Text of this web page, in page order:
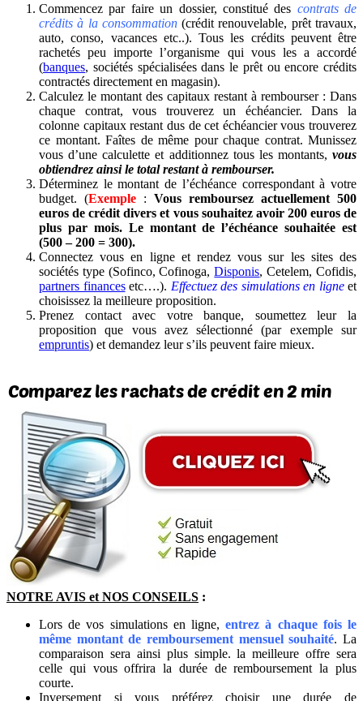
Commencez par faire un dossier, constitué des contrats de
crédits à la consommation(crédit renouvelable, prêt travaux,
auto, conso, vacances etc..). Tous les crédits peuvent être
rachetés peu importe l’organisme qui vous les a accordé
(banques, sociétés spécialisées dans le prêt ou encore crédits
contractés directement en magasin).
Calculez le montant des capitaux restant à rembourser : Dans
chaque contrat, vous trouverez un échéancier. Dans la
colonne capitaux restant dus de cet échéancier vous trouverez
ce montant. Faîtes de même pour chaque contrat. Munissez
vous d’une calculette et additionnez tous les montants, vous
obtiendrez ainsi le total restant à rembourser.
Déterminez le montant de l’échéance correspondant à votre
budget. (Exemple : Vous remboursez actuellement 500
euros de crédit divers et vous souhaitez avoir 200 euros de
plus par mois. Le montant de l’échéance souhaitée est
(500 – 200 = 300).
Connectez vous en ligne et rendez vous sur les sites des
sociétés type (Sofinco, Cofinoga,Disponis, Cetelem, Cofidis,
partners financesetc….). Effectuez des simulations en ligneet
choisissez la meilleure proposition.
Prenez contact avec votre banque, soumettez leur la
proposition que vous avez sélectionné (par exemple sur
empruntis) et demandez leur s’ils peuvent faire mieux.
NOTRE AVIS et NOS CONSEILS :
Lors de vos simulations en ligne,entrez à chaque fois le
même montant de remboursement mensuel souhaité. La
comparaison sera ainsi plus simple. la meilleure offre sera
celle qui vous offrira la durée de remboursement la plus
courte.
Inversement si vous préférez choisir une durée de